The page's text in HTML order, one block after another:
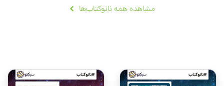
مشاهده همه نانوکتاب‌ها